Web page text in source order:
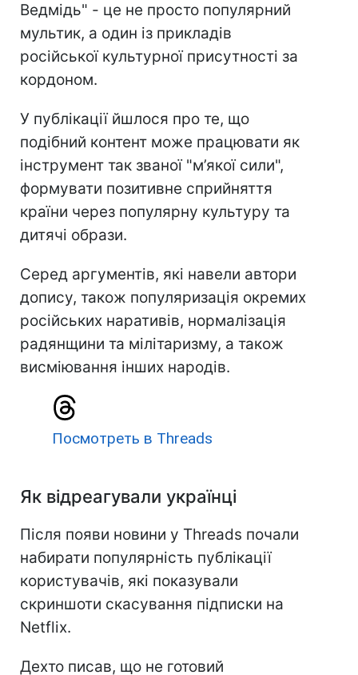
Ведмідь" - це не просто популярний
мультик, а один із прикладів
російської культурної присутності за
кордоном.
У публікації йшлося про те, що
подібний контент може працювати як
інструмент так званої "м’якої сили",
формувати позитивне сприйняття
країни через популярну культуру та
дитячі образи.
Серед аргументів, які навели автори
допису, також популяризація окремих
російських наративів, нормалізація
радянщини та мілітаризму, а також
висміювання інших народів.
Посмотреть в Threads
Як відреагували українці
Після появи новини у Threads почали
набирати популярність публікації
користувачів, які показували
скриншоти скасування підписки на
Netflix.
Дехто писав, що не готовий